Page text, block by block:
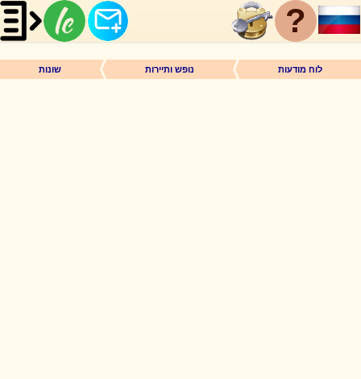
?
לוח מודעות נופש ותיירות שונות